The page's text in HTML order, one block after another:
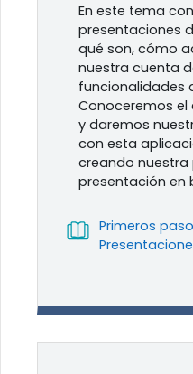
En este tema
presentaciones
qué son, cómo
nuestra cuenta
funcionalidades
Conoceremos
y daremos
con esta
creando nuestra
presentación en
Primeros